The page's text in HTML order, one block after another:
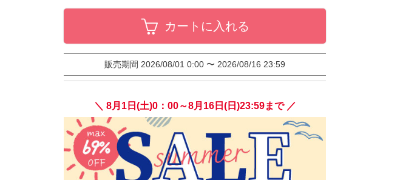
カートに入れる
販売期間 2026/08/01 0:00 〜 2026/08/16 23:59
＼ 8月1日(土)0：00～8月16日(日)23:59まで ／